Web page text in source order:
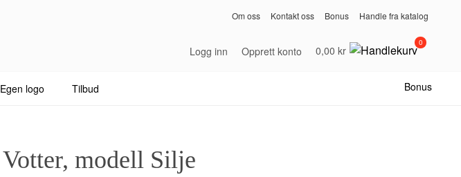
Om oss Kontakt oss Bonus Handle fra katalog
Logg inn Opprett konto 0,00 kr
0
Egen logo Tilbud Bonus
Votter, modell Silje